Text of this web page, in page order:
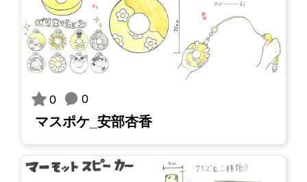
0 0
マスポケ_安部杏香